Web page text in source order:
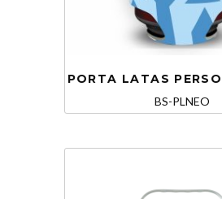
PORTA LATAS
BS-PLNEO